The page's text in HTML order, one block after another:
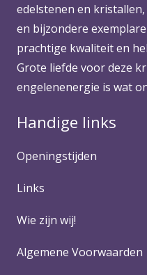
edelstenen en
en bijzondere
prachtige kwaliteit en
Grote liefde voor deze
engelenenergie is wat
Handige links
Openingstijden
Links
Wie zijn wij!
Algemene Voorwaarden